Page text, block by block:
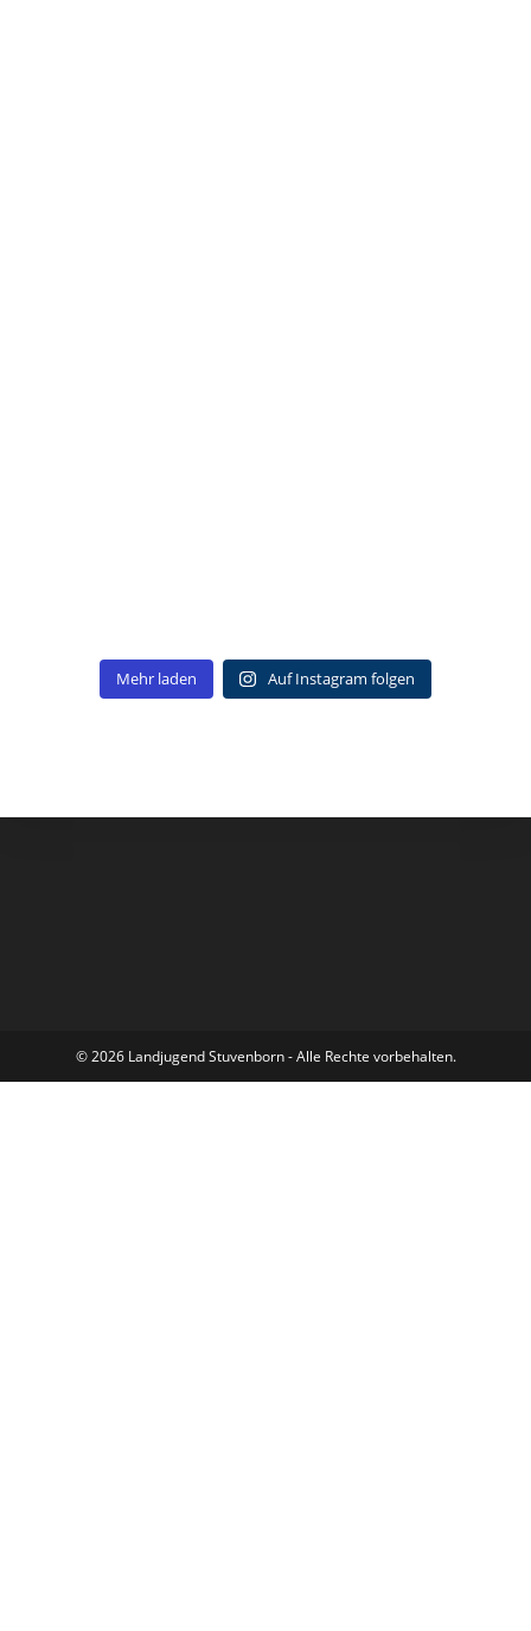
Mehr laden Auf Instagram folgen
© 2026 Landjugend Stuvenborn - Alle Rechte vorbehalten.